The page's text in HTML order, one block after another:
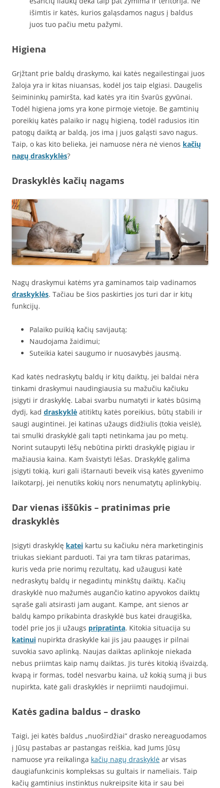
išimtis ir katės, kurios galąsdamos nagus į baldus
juos tuo pačiu metu pažymi.
Higiena
Grįžtant prie baldų draskymo, kai katės negailestingai juos
žaloja yra ir kitas niuansas, kodėl jos taip elgiasi. Daugelis
šeimininkų pamiršta, kad katės yra itin švarūs gyvūnai.
Todėl higiena joms yra kone pirmoje vietoje. Be gamtinių
poreikių katės palaiko ir nagų higieną, todėl radusios itin
patogų daiktą ar baldą, jos ima į juos galąsti savo nagus.
Taip, o kas kito belieka, jei namuose nėra nė vienos kačių
nagų draskyklės?
Draskyklės kačių nagams
Nagų draskymui katėms yra gaminamos taip vadinamos
draskyklės. Tačiau be šios paskirties jos turi dar ir kitų
funkcijų.
Palaiko puikią kačių savijautą;
Naudojama žaidimui;
Suteikia katei saugumo ir nuosavybės jausmą.
Kad katės nedraskytų baldų ir kitų daiktų, jei baldai nėra
tinkami draskymui naudingiausia su mažučiu kačiuku
įsigyti ir draskyklę. Labai svarbu numatyti ir katės būsimą
dydį, kad draskyklė atitiktų katės poreikius, būtų stabili ir
saugi augintinei. Jei katinas užaugs didžiulis (tokia veislė),
tai smulki draskyklė gali tapti netinkama jau po metų.
Norint sutaupyti lėšų nebūtina pirkti draskyklę pigiau ir
mažiausia kaina. Kam švaistyti lėšas. Draskyklę galima
įsigyti tokią, kuri gali ištarnauti beveik visą katės gyvenimo
laikotarpį, jei nenutiks kokių nors nenumatytų aplinkybių.
Dar vienas iššūkis – pratinimas prie
draskyklės
Įsigyti draskyklę katei kartu su kačiuku nėra marketinginis
triukas siekiant parduoti. Tai yra tam tikras patarimas,
kuris veda prie norimų rezultatų, kad užaugusi katė
nedraskytų baldų ir negadintų minkštų daiktų. Kačių
draskyklė nuo mažumės augančio katino apyvokos daiktų
sąraše gali atsirasti jam augant. Kampe, ant sienos ar
baldų kampo prikabinta draskyklė bus katei draugiška,
todėl prie jos ji užaugs pripratinta. Kitokia situacija su
katinui nupirkta draskykle kai jis jau paaugęs ir pilnai
suvokia savo aplinką. Naujas daiktas aplinkoje niekada
nebus priimtas kaip namų daiktas. Jis turės kitokią išvaizdą,
kvapą ir formas, todėl nesvarbu kaina, už kokią sumą ji bus
nupirkta, katė gali draskyklės ir nepriimti naudojimui.
Katės gadina baldus – drasko
Taigi, jei katės baldus „nuoširdžiai” drasko nereaguodamos
į Jūsų pastabas ar pastangas reiškia, kad Jums Jūsų
namuose yra reikalinga kačių nagų draskyklė ar visas
daugiafunkcinis kompleksas su gultais ir nameliais. Taip
kačių gamtinius instinktus nukreipsite kita ir sau bei